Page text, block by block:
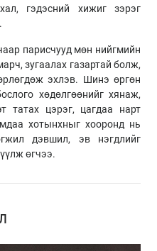
гэдэсний хижиг зэрэг
парисчууд мөн нийгмийн
зугаалах газартай болж,
эхлэв. Шинэ өргөн
хөдөлгөөнийг хянаж,
татах цэрэг, цагдаа нарт
хотынхныг хооронд нь
дэвшил, эв нэгдлийг
өгчээ.